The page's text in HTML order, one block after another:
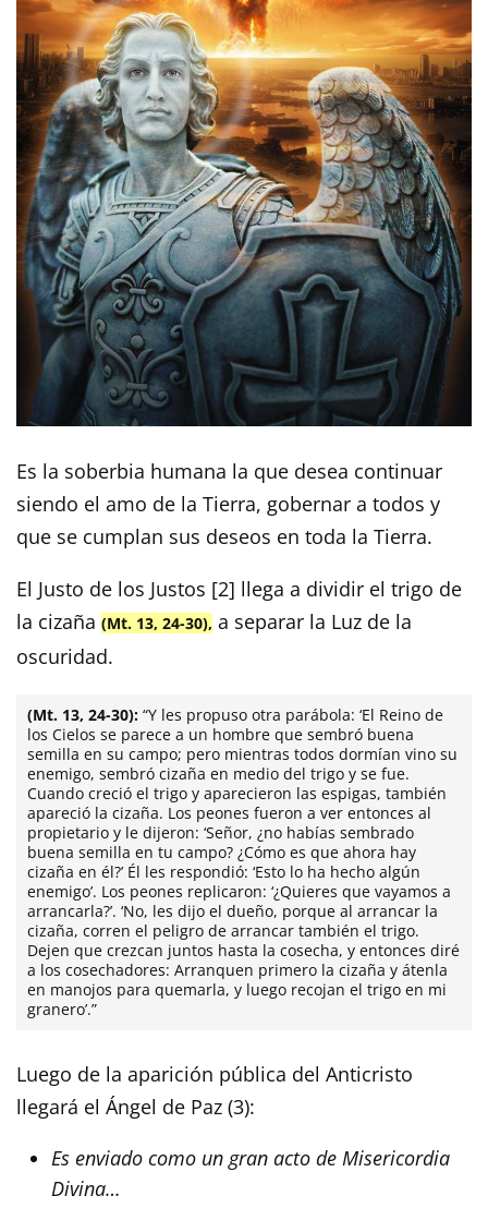
Es la soberbia humana la que desea continuar
siendo el amo de la Tierra, gobernar a todos y
que se cumplan sus deseos en toda la Tierra.
El Justo de los Justos [2] llega a dividir el trigo de
la cizaña (Mt. 13, 24-30), a separar la Luz de la
oscuridad.
(Mt. 13, 24-30): “Y les propuso otra parábola: ‘El Reino de
los Cielos se parece a un hombre que sembró buena
semilla en su campo; pero mientras todos dormían vino su
enemigo, sembró cizaña en medio del trigo y se fue.
Cuando creció el trigo y aparecieron las espigas, también
apareció la cizaña. Los peones fueron a ver entonces al
propietario y le dijeron: ‘Señor, ¿no habías sembrado
buena semilla en tu campo? ¿Cómo es que ahora hay
cizaña en él?’ Él les respondió: ‘Esto lo ha hecho algún
enemigo’. Los peones replicaron: ‘¿Quieres que vayamos a
arrancarla?’. ‘No, les dijo el dueño, porque al arrancar la
cizaña, corren el peligro de arrancar también el trigo.
Dejen que crezcan juntos hasta la cosecha, y entonces diré
a los cosechadores: Arranquen primero la cizaña y átenla
en manojos para quemarla, y luego recojan el trigo en mi
granero’.”
Luego de la aparición pública del Anticristo
llegará el Ángel de Paz (3):
Es enviado como un gran acto de Misericordia
Divina…